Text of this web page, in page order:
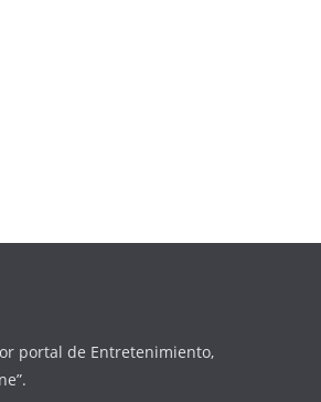
portal de Entretenimiento,